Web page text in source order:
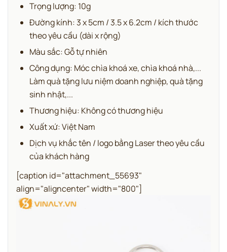
Trọng lượng: 10g
Đường kính: 3 x 5cm / 3.5 x 6.2cm / kích thước
theo yêu cầu (dài x rộng)
Màu sắc: Gỗ tự nhiên
Công dụng: Móc chìa khoá xe, chìa khoá nhà,...
Làm quà tặng lưu niệm doanh nghiệp, quà tặng
sinh nhật,...
Thương hiệu: Không có thương hiệu
Xuất xứ: Việt Nam
Dịch vụ khắc tên / logo bằng Laser theo yêu cầu
của khách hàng
[caption id="attachment_55693"
align="aligncenter" width="800"]